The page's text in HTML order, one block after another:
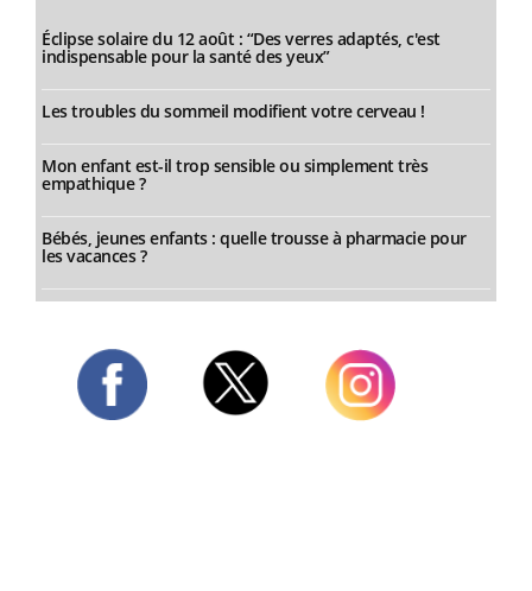
Éclipse solaire du 12 août : “Des verres adaptés, c'est
indispensable pour la santé des yeux”
Les troubles du sommeil modifient votre cerveau !
Mon enfant est-il trop sensible ou simplement très
empathique ?
Bébés, jeunes enfants : quelle trousse à pharmacie pour
les vacances ?